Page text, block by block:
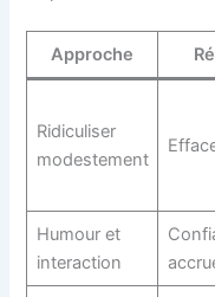
Approche
Ridiculiser
modestement
Humour et
interaction